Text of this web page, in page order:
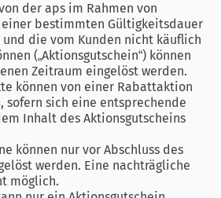
der aps im Rahmen von
bestimmten Gültigkeitsdauer
und die vom Kunden nicht käuflich
(„Aktionsgutschein“) können
Zeitraum eingelöst werden.
können von einer Rabattaktion
sofern sich eine entsprechende
Inhalt des Aktionsgutscheins
können nur vor Abschluss des
werden. Eine nachträgliche
möglich.